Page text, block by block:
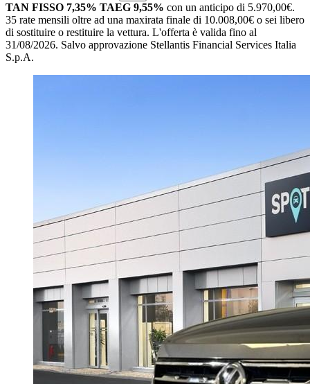
TAN FISSO 7,35% TAEG 9,55% con un anticipo di 5.970,00€.
35 rate mensili oltre ad una maxirata finale di 10.008,00€ o sei libero
di sostituire o restituire la vettura. L'offerta è valida fino al
31/08/2026. Salvo approvazione Stellantis Financial Services Italia
S.p.A.